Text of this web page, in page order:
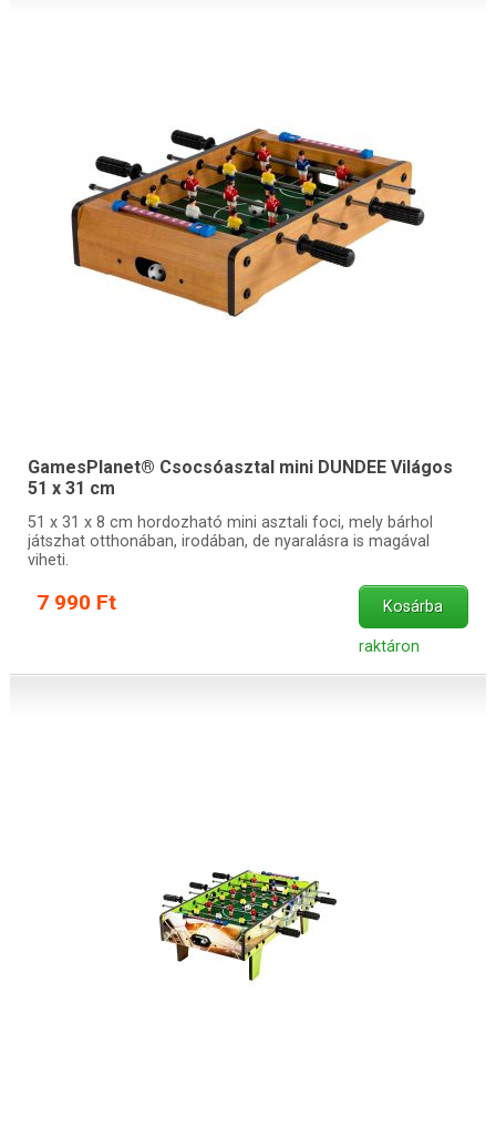
GamesPlanet® Csocsóasztal mini DUNDEE Világos
51 x 31 cm
51 x 31 x 8 cm hordozható mini asztali foci, mely bárhol
játszhat otthonában, irodában, de nyaralásra is magával
viheti.
7 990 Ft Kosárba
raktáron